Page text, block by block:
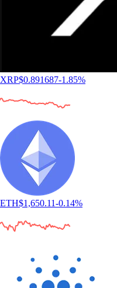
XRP$0.891687-1.85%
ETH$1,650.11-0.14%